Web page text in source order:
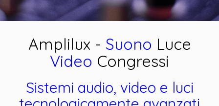
Amplilux - Suono Luce
Video Congressi
Sistemi audio, video e luci